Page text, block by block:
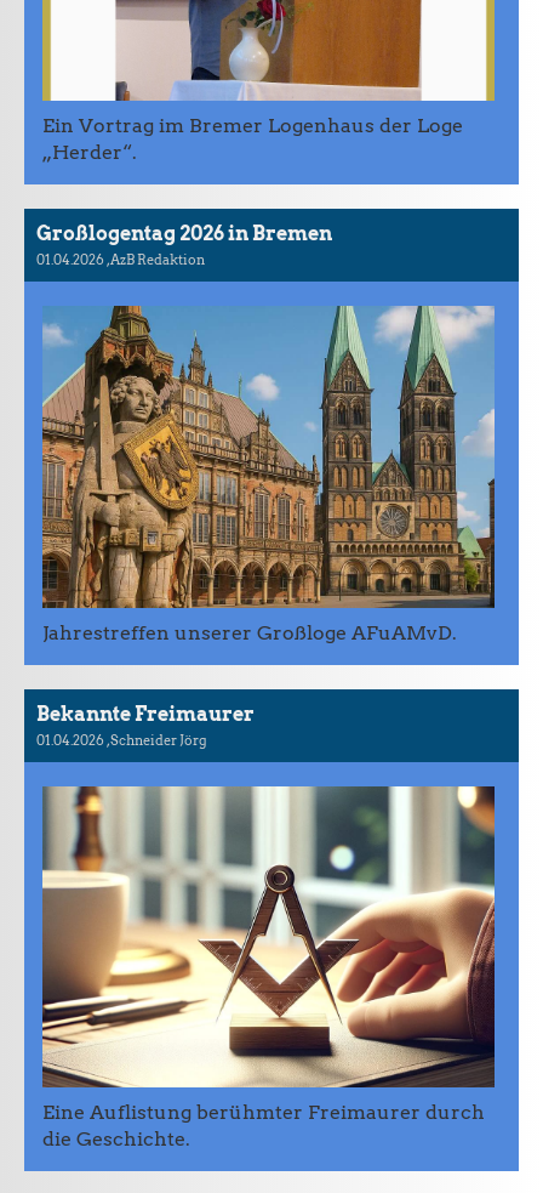
Ein Vortrag im Bremer Logenhaus der Loge
„Herder“.
Großlogentag 2026 in Bremen
01.04.2026 , AzB Redaktion
Jahrestreffen unserer Großloge AFuAMvD.
Bekannte Freimaurer
01.04.2026 , Schneider Jörg
Eine Auflistung berühmter Freimaurer durch
die Geschichte.